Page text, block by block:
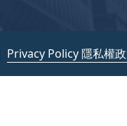
Privacy Policy 隱私權